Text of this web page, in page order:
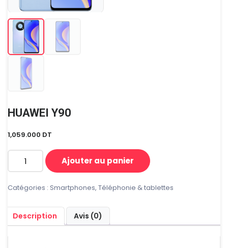
HUAWEI Y90
1,059.000 DT
quantité
HUAWEI
Ajouter au panier
Catégories : Smartphones, Téléphonie & tablettes
Description Avis (0)